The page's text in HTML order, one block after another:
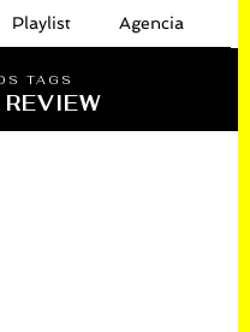
Playlist Agencia
TAGS